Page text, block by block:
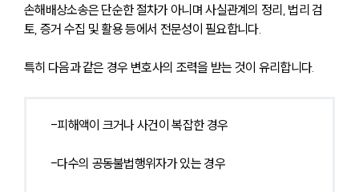
손해배상소송은 단순한 절차가 아니며 사실관계의 정리, 법리 검
토, 증거 수집 및 활용 등에서 전문성이 필요합니다.
특히 다음과 같은 경우 변호사의 조력을 받는 것이 유리합니다.
-피해액이 크거나 사건이 복잡한 경우
-다수의 공동불법행위자가 있는 경우